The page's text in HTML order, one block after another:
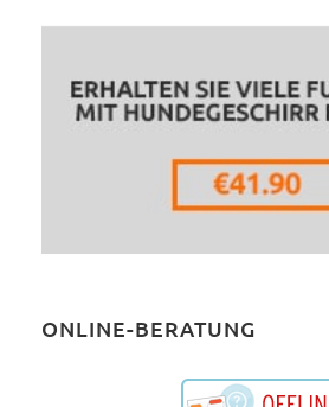
ONLINE-BERATUNG